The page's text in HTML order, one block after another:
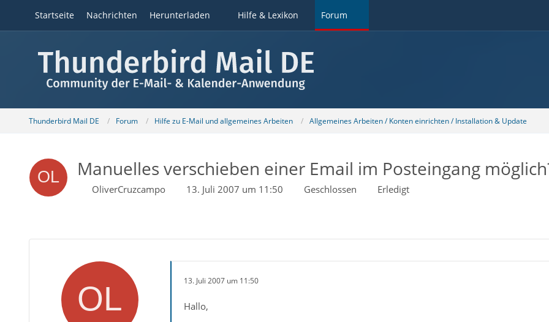
Startseite Nachrichten Herunterladen Hilfe & Lexikon Forum
Thunderbird Mail DE Forum Hilfe zu E-Mail und allgemeines Arbeiten Allgemeines Arbeiten / Konten einrichten / Installation & Update
Manuelles verschieben einer Email im Posteingang
OliverCruzcampo 13. Juli 2007 um 11:50 Geschlossen Erledigt
13. Juli 2007 um 11:50
Hallo,